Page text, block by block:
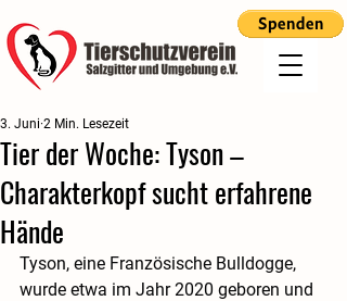
Tier der Woche: Tyson –
Charakterkopf sucht erfahrene
Hände
3. Juni 2 Min. Lesezeit
Tyson, eine Französische Bulldogge,
wurde etwa im Jahr 2020 geboren und